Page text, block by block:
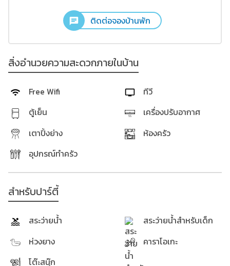
ติดต่อจองบ้านพัก
สิ่งอำนวยความสะดวกภายในบ้าน
Free Wifi
ทีวี
ตู้เย็น
เครื่องปรับอากาศ
เตาปิ้งย่าง
ห้องครัว
อุปกรณ์ทำครัว
สำหรับปาร์ตี้
สระว่ายน้ำ
สระว่ายน้ำสำหรับเด็ก
ห่วงยาง
คาราโอเกะ
โต๊ะสนุ๊ก